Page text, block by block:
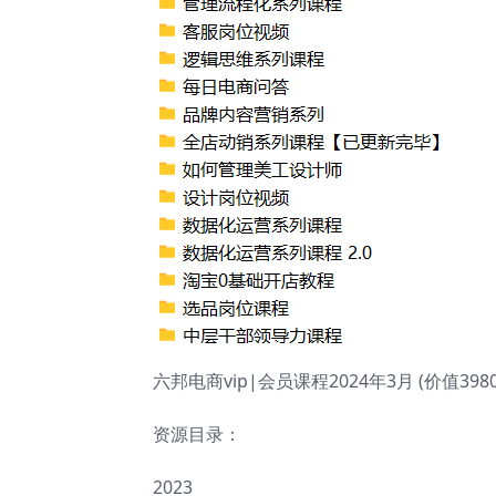
六邦电商vip|会员课程2024年3月 (价值
资源目录：
2023